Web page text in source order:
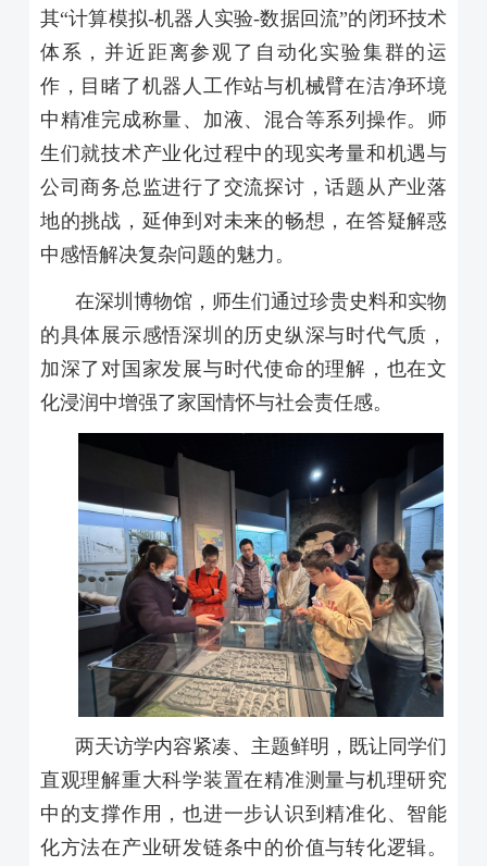
其“计算模拟-机器人实验-数据回流”的闭环技术
体系，并近距离参观了自动化实验集群的运
作，目睹了机器人工作站与机械臂在洁净环境
中精准完成称量、加液、混合等系列操作。师
生们就技术产业化过程中的现实考量和机遇与
公司商务总监进行了交流探讨，话题从产业落
地的挑战，延伸到对未来的畅想，在答疑解惑
中感悟解决复杂问题的魅力。
在深圳博物馆，师生们通过珍贵史料和实物
的具体展示感悟深圳的历史纵深与时代气质，
加深了对国家发展与时代使命的理解，也在文
化浸润中增强了家国情怀与社会责任感。
两天访学内容紧凑、主题鲜明，既让同学们
直观理解重大科学装置在精准测量与机理研究
中的支撑作用，也进一步认识到精准化、智能
化方法在产业研发链条中的价值与转化逻辑。